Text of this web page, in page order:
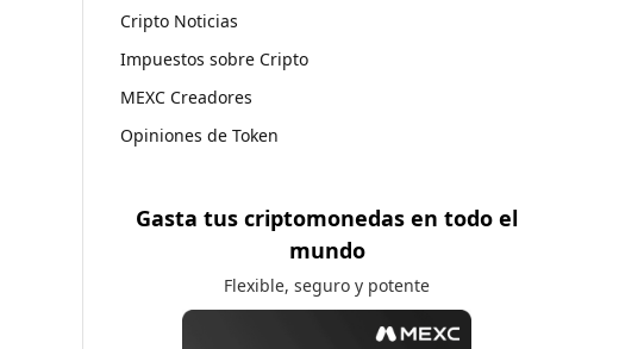
Cripto Noticias
Impuestos sobre Cripto
MEXC Creadores
Opiniones de Token
Gasta tus criptomonedas en todo el
mundo
Flexible, seguro y potente